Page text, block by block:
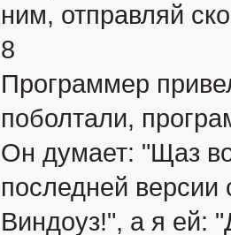
ним, отправляй
8
Пpогpаммеp
поболтали,
Он думает: "Щаз
последней веpсии
Виндоуз!", а я ей: